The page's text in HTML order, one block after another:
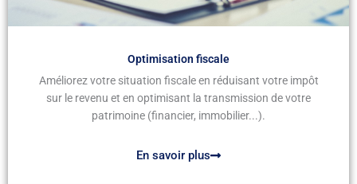
Optimisation fiscale
Améliorez votre situation fiscale en réduisant votre impôt
sur le revenu et en optimisant la transmission de votre
patrimoine (financier, immobilier...).
En savoir plus